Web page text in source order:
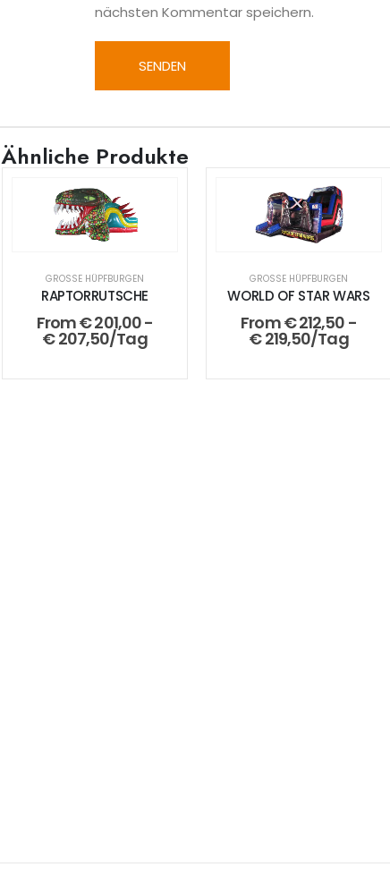
nächsten Kommentar speichern.
Ähnliche Produkte
GROSSE HÜPFBURGEN
RAPTORRUTSCHE
From€201,00-
€207,50/Tag
GROSSE HÜPFBURGEN
WORLD OF STAR WARS
From€212,50 -
€219,50/Tag